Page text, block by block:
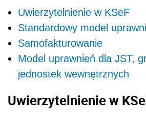
Uwierzytelnienie w KSeF
Standardowy model
Samofakturowanie
Model uprawnień dla JST,
jednostek wewnętrznych
Uwierzytelnienie w